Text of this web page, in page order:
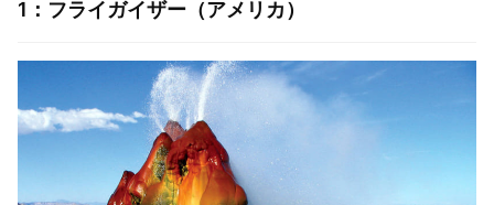
1：フライガイザー（アメリカ）